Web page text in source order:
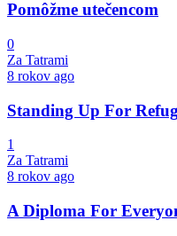
Pomôžme utečencom
0
Za Tatrami
8 rokov ago
Standing Up For
1
Za Tatrami
8 rokov ago
A Diploma For